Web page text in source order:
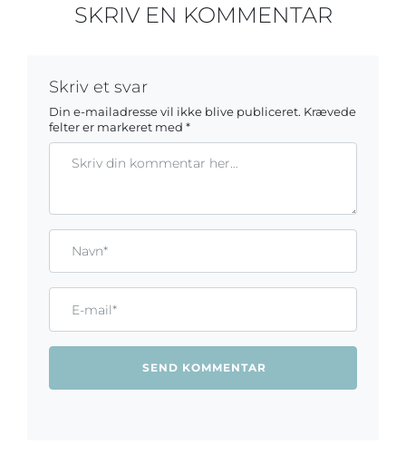
SKRIV EN KOMMENTAR
Skriv et svar
Din e-mailadresse vil ikke blive publiceret. Krævede
felter er markeret med *